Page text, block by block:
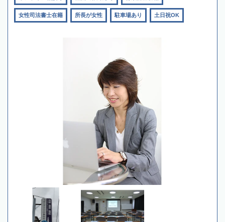
女性司法書士在籍 所長が女性 駐車場あり 土日祝OK